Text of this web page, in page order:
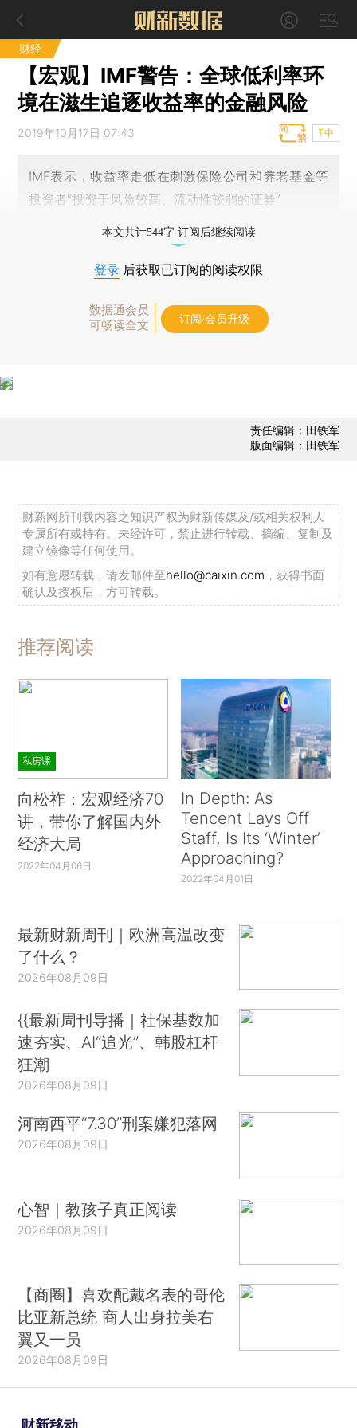
财经
【宏观】IMF警告：全球低利率环
境在滋生追逐收益率的金融风险
2019年10月17日 07:43 T中
IMF表示，收益率走低在刺激保险公司和养老基金等
投资者“投资于风险较高、流动性较弱的证券”
本文共计544字 订阅后继续阅读
登录 后获取已订阅的阅读权限
数据通会员
可畅读全文
订阅/会员升级
责任编辑：田铁军
版面编辑：田铁军
财新网所刊载内容之知识产权为财新传媒及/或相关权利人
专属所有或持有。未经许可，禁止进行转载、摘编、复制及
建立镜像等任何使用。
如有意愿转载，请发邮件至hello@caixin.com ，获得书面
确认及授权后，方可转载。
推荐阅读
私房课
向松祚：宏观经济70
讲，带你了解国内外
经济大局
2022年04月06日
In Depth: As
Tencent Lays Off
Staff, Is Its ‘Winter’
Approaching?
2022年04月01日
最新财新周刊｜欧洲高温改变
了什么？
2026年08月09日
{{最新周刊导播｜社保基数加
速夯实、AI“追光”、韩股杠杆
狂潮
2026年08月09日
河南西平“7.30”刑案嫌犯落网
2026年08月09日
心智｜教孩子真正阅读
2026年08月09日
【商圈】喜欢配戴名表的哥伦
比亚新总统 商人出身拉美右
翼又一员
2026年08月09日